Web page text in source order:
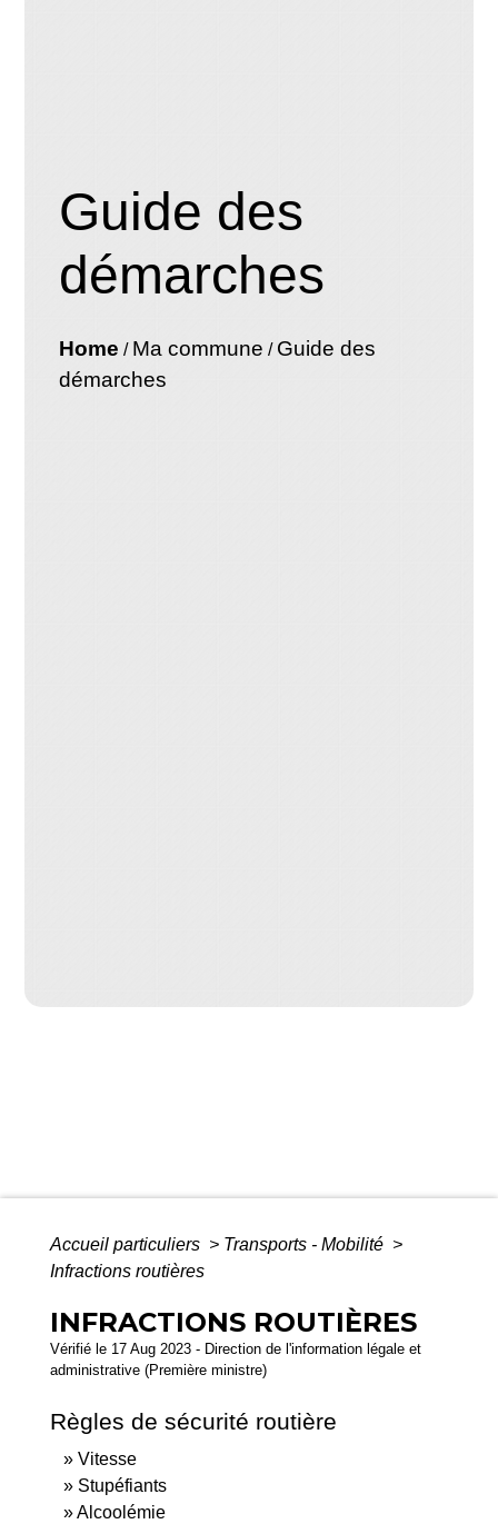
Guide des
démarches
Home / Ma commune / Guide des
démarches
Accueil particuliers > Transports - Mobilité >
Infractions routières
INFRACTIONS ROUTIÈRES
Vérifié le 17 Aug 2023 - Direction de l'information légale et
administrative (Première ministre)
Règles de sécurité routière
Vitesse
Stupéfiants
Alcoolémie